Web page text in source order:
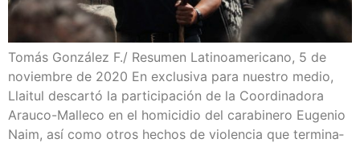
Tomás Gon­zá­lez F./ Resu­men Lati­no­ame­ri­cano, 5 de
noviem­bre de 2020 En exclu­si­va para nues­tro medio,
Llai­tul des­car­tó la par­ti­ci­pa­ción de la Coor­di­na­do­ra
Arau­­co-Malle­­co en el homi­ci­dio del cara­bi­ne­ro Euge­nio
Naim, así como otros hechos de vio­len­cia que ter­mi­na­